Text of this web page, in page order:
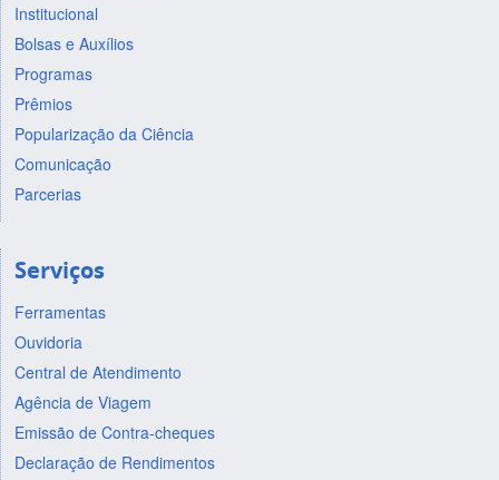
Institucional
Bolsas e Auxílios
Programas
Prêmios
Popularização da Ciência
Comunicação
Parcerias
Serviços
Ferramentas
Ouvidoria
Central de Atendimento
Agência de Viagem
Emissão de Contra-cheques
Declaração de Rendimentos